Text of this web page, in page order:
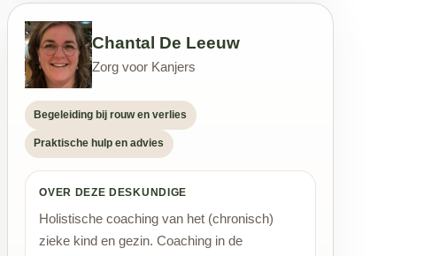
Chantal De Leeuw
Zorg voor Kanjers
Begeleiding bij rouw en verlies
Praktische hulp en advies
OVER DEZE DESKUNDIGE
Holistische coaching van het (chronisch)
zieke kind en gezin. Coaching in de